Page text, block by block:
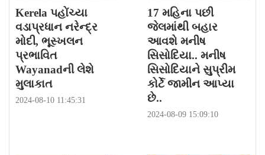
Kerela પહોંચ્યા
વડાપ્રધાન નરેન્દ્ર
મોદી, ભૂસ્ખલન
પ્રભાવિત
Wayanadની લેશે
મુલાકાત
2024-08-10 11:45:31
17 મહિના પછી
જેલમાંથી બહાર
આવશે મનીષ
સિસોદિયા.. મનીષ
સિસોદિયાને સુપ્રીમ
કોર્ટે જામીન આપ્યા
છે..
2024-08-09 15:09:10